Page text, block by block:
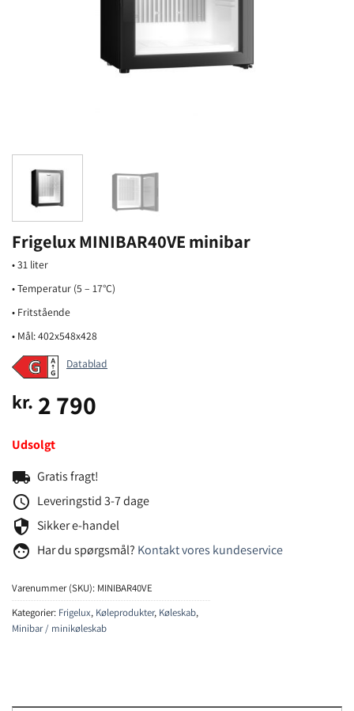
Frigelux MINIBAR40VE minibar
• 31 liter
• Temperatur (5 – 17°C)
• Fritstående
• Mål: 402x548x428
Datablad
kr. 2 790
Udsolgt
local_shipping Gratis fragt!
schedule Leveringstid 3-7 dage
security Sikker e-handel
face Har du spørgsmål? Kontakt vores kundeservice
Varenummer (SKU): MINIBAR40VE
Kategorier: Frigelux, Køleprodukter, Køleskab,
Minibar / minikøleskab